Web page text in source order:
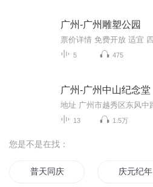
广州-广州雕塑公园
5 475
广州-广州中山纪念堂
13 1.5万
您是不是在找：
普天同庆 庆元纪年